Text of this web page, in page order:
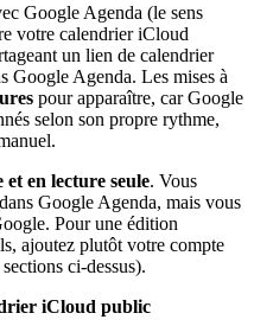
Google Agenda (le sens
votre calendrier iCloud
un lien de calendrier
Google Agenda. Les mises à
pour apparaître, car Google
selon son propre rythme,
en lecture seule. Vous
Google Agenda, mais vous
Pour une édition
ajoutez plutôt votre compte
ci-dessus).
iCloud public